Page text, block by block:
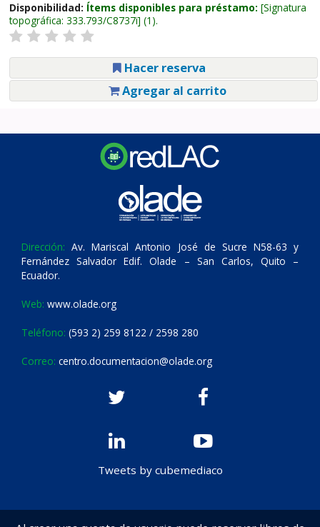
Disponibilidad: Ítems disponibles para préstamo: Signatura
topográfica: 333.793/C8737i (1).
Hacer reserva
Agregar al carrito
Dirección: Av. Mariscal Antonio José de Sucre N58-63 y
Fernández Salvador Edif. Olade – San Carlos, Quito –
Ecuador.
Web: www.olade.org
Teléfono: (593 2) 259 8122 / 2598 280
Correo: centro.documentacion@olade.org
Tweets by cubemediaco